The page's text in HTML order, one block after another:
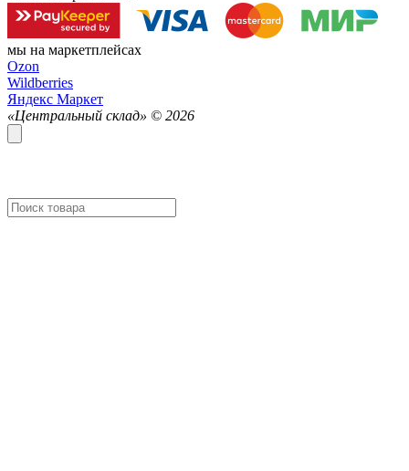
мы на маркетплейсах
Ozon
Wildberries
Яндекс Маркет
«Центральный склад» © 2026